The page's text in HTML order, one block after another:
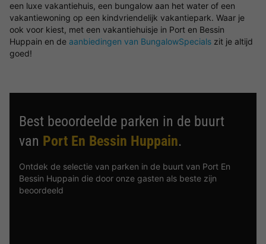
een luxe vakantiehuis, een bungalow aan het water of een
vakantiewoning op een kindvriendelijk vakantiepark. Waar je
ook voor kiest, met een vakantiehuisje in Port en Bessin
Huppain en de aanbiedingen van BungalowSpecials zit je altijd
goed!
Best beoordeelde parken in de buurt
van Port En Bessin Huppain.
Ontdek de selectie van parken in de buurt van Port En
Bessin Huppain die door onze gasten als beste zijn
beoordeeld